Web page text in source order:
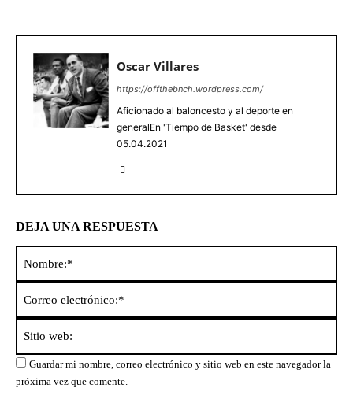
Oscar Villares
https://offthebnch.wordpress.com/
Aficionado al baloncesto y al deporte en
generalEn 'Tiempo de Basket' desde
05.04.2021
DEJA UNA RESPUESTA
Guardar mi nombre, correo electrónico y sitio web en este navegador la
próxima vez que comente.